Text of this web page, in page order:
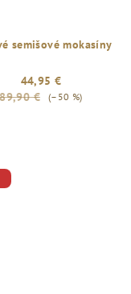
semišové mokasíny
44,95 €
89,90 €
(–50 %)